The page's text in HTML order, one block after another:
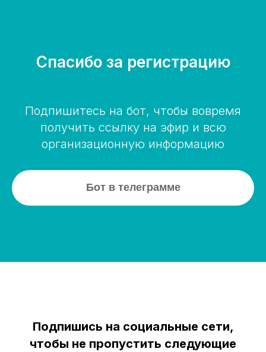
Спасибо за регистрацию
Подпишитесь на бот, чтобы вовремя
получить ссылку на эфир и всю
организационную информацию
Бот в телеграмме
Подпишись на социальные сети,
чтобы не пропустить следующие